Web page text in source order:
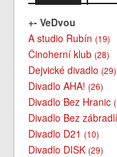
+- VeDvou
A studio Rubín(19)
Činoherní klub(28)
Dejvické divadlo(29)
Divadlo AHA!(26)
Divadlo Bez Hranic
Divadlo Bez
Divadlo D21(10)
Divadlo DISK(29)